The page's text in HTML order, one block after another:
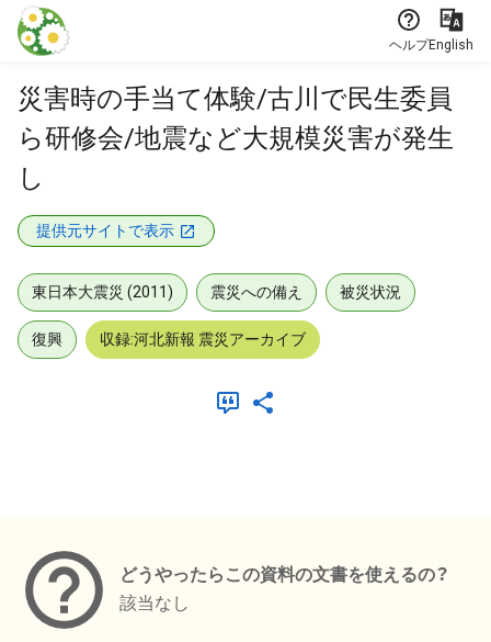
本文に飛ぶ
ヘルプEnglish
災害時の手当て体験/古川で民生委員
ら研修会/地震など大規模災害が発生
し
提供元サイトで表示
東日本大震災 (2011) 震災への備え 被災状況
復興 収録:河北新報 震災アーカイブ
どうやったらこの資料の文書を使えるの？
該当なし